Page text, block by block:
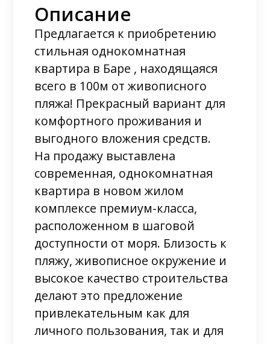
Описание
Предлагается к приобретению
стильная однокомнатная
квартира в Баре , находящаяся
всего в 100м от живописного
пляжа! Прекрасный вариант для
комфортного проживания и
выгодного вложения средств.
На продажу выставлена
современная, однокомнатная
квартира в новом жилом
комплексе премиум-класса,
расположенном в шаговой
доступности от моря. Близость к
пляжу, живописное окружение и
высокое качество строительства
делают это предложение
привлекательным как для
личного пользования, так и для